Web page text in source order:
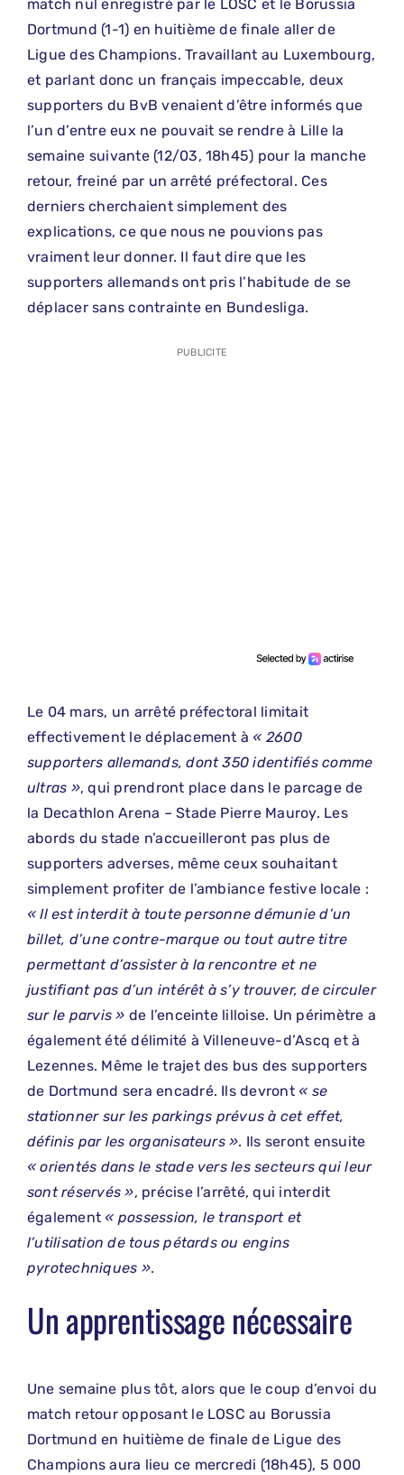
match nul enregistré par le LOSC et le Borussia
Dortmund (1-1) en huitième de finale aller de
Ligue des Champions. Travaillant au Luxembourg,
et parlant donc un français impeccable, deux
supporters du BvB venaient d’être informés que
l’un d’entre eux ne pouvait se rendre à Lille la
semaine suivante (12/03, 18h45) pour la manche
retour, freiné par un arrêté préfectoral. Ces
derniers cherchaient simplement des
explications, ce que nous ne pouvions pas
vraiment leur donner. Il faut dire que les
supporters allemands ont pris l’habitude de se
déplacer sans contrainte en Bundesliga.
PUBLICITE
Le 04 mars, un arrêté préfectoral limitait
effectivement le déplacement à « 2600
supporters allemands, dont 350 identifiés comme
ultras », qui prendront place dans le parcage de
la Decathlon Arena – Stade Pierre Mauroy. Les
abords du stade n’accueilleront pas plus de
supporters adverses, même ceux souhaitant
simplement profiter de l’ambiance festive locale :
« Il est interdit à toute personne démunie d’un
billet, d’une contre-marque ou tout autre titre
permettant d’assister à la rencontre et ne
justifiant pas d’un intérêt à s’y trouver, de circuler
sur le parvis » de l’enceinte lilloise. Un périmètre a
également été délimité à Villeneuve-d’Ascq et à
Lezennes. Même le trajet des bus des supporters
de Dortmund sera encadré. Ils devront « se
stationner sur les parkings prévus à cet effet,
définis par les organisateurs ». Ils seront ensuite
« orientés dans le stade vers les secteurs qui leur
sont réservés », précise l’arrêté, qui interdit
également « possession, le transport et
l’utilisation de tous pétards ou engins
pyrotechniques ».
Un apprentissage nécessaire
Une semaine plus tôt, alors que le coup d’envoi du
match retour opposant le LOSC au Borussia
Dortmund en huitième de finale de Ligue des
Champions aura lieu ce mercredi (18h45), 5 000